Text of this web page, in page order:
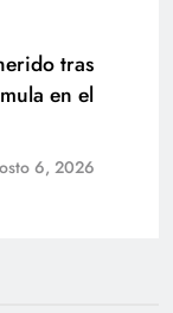
tras
en el
6, 2026